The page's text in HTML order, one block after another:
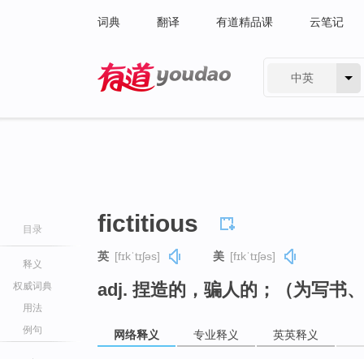
词典 翻译 有道精品课 云笔记
中英
目录
释义
权威词典
用法
例句
fictitious
英 [fɪkˈtɪʃəs] 美 [fɪkˈtɪʃəs]
adj. 捏造的，骗人的；（为写书
网络释义 专业释义 英英释义